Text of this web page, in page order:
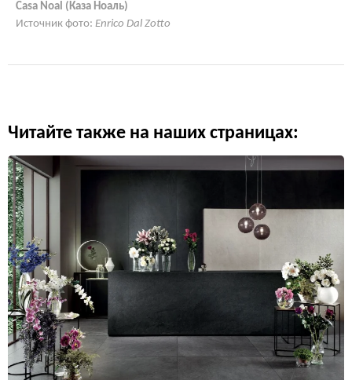
Casa Noal (Каза Ноаль)
Источник фото: Enrico Dal Zotto
Читайте также на наших страницах: